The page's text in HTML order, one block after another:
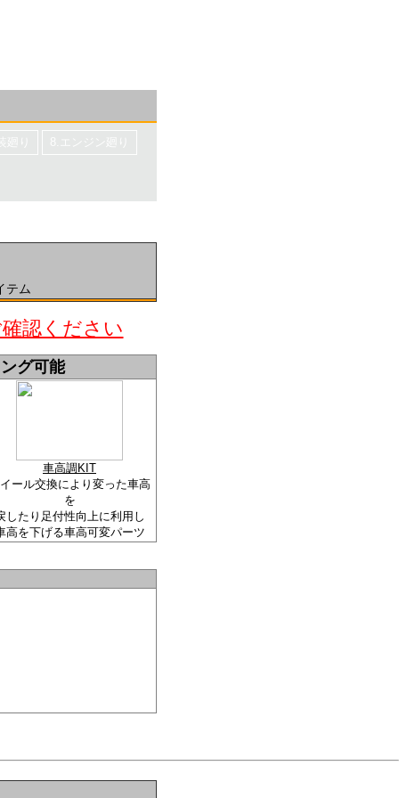
廻り 8.エンジン廻り
テム
認ください
グ可能
車高調KIT
ール交換により変った車高
を
したり足付性向上に利用し
高を下げる車高可変パーツ